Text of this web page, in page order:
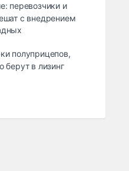
перевозчики и
с внедрением
полуприцепов,
берут в лизинг